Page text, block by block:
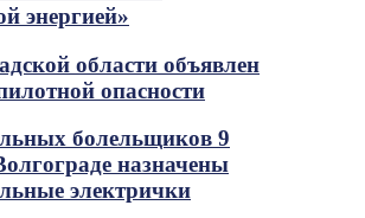
энергией»
области объявлен
опасности
болельщиков 9
назначены
электрички